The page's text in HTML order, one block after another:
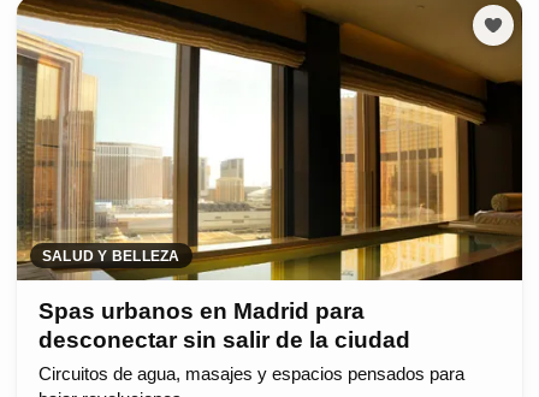
SALUD Y BELLEZA
Spas urbanos en Madrid para
desconectar sin salir de la ciudad
Circuitos de agua, masajes y espacios pensados para